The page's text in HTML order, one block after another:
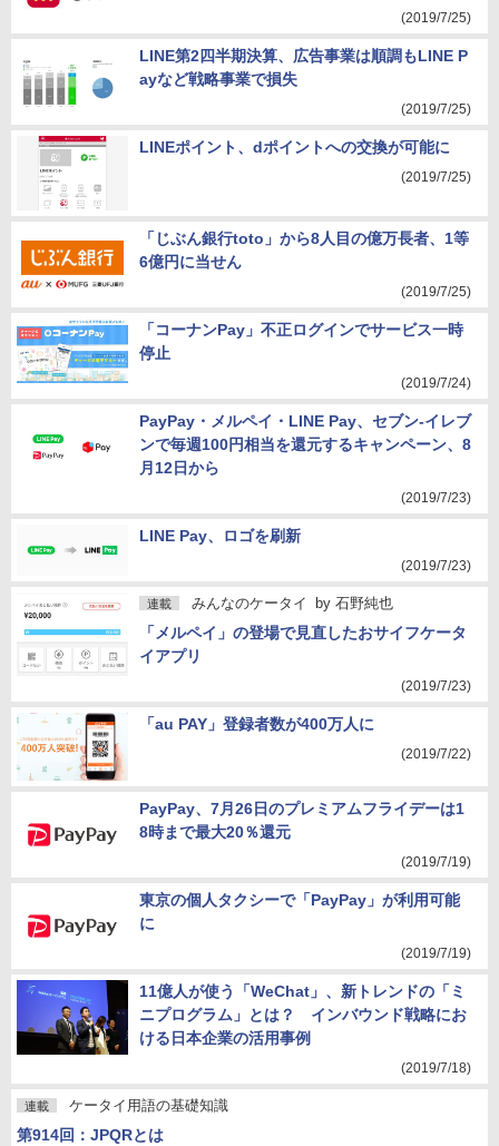
(2019/7/25)
LINE第2四半期決算、広告事業は順調もLINE P
ayなど戦略事業で損失
(2019/7/25)
LINEポイント、dポイントへの交換が可能に
(2019/7/25)
「じぶん銀行toto」から8人目の億万長者、1等
6億円に当せん
(2019/7/25)
「コーナンPay」不正ログインでサービス一時
停止
(2019/7/24)
PayPay・メルペイ・LINE Pay、セブン-イレブ
ンで毎週100円相当を還元するキャンペーン、8
月12日から
(2019/7/23)
LINE Pay、ロゴを刷新
(2019/7/23)
連載 みんなのケータイ by 石野純也
「メルペイ」の登場で見直したおサイフケータ
イアプリ
(2019/7/23)
「au PAY」登録者数が400万人に
(2019/7/22)
PayPay、7月26日のプレミアムフライデーは1
8時まで最大20％還元
(2019/7/19)
東京の個人タクシーで「PayPay」が利用可能
に
(2019/7/19)
11億人が使う「WeChat」、新トレンドの「ミ
ニプログラム」とは？ インバウンド戦略にお
ける日本企業の活用事例
(2019/7/18)
連載 ケータイ用語の基礎知識
第914回：JPQRとは